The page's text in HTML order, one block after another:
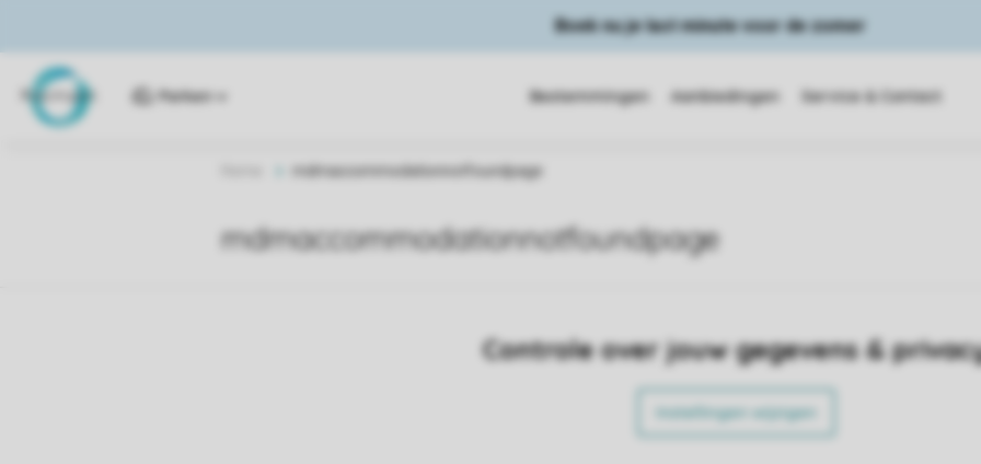
Boek nu je last minute voor de zomer
Parken Bestemmingen Aanbiedingen Service & Contact
mdmaccommodationnotfoundpage
mdmaccommodationnotfoundpage
Controle over jouw gegevens &
Instellingen wijzigen